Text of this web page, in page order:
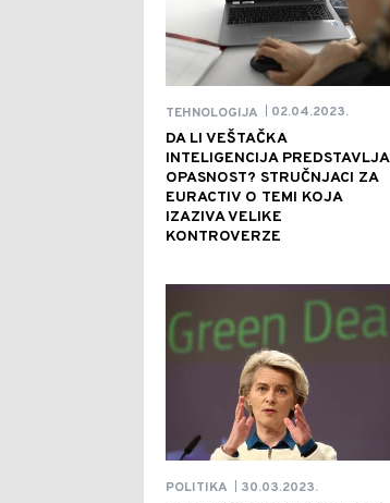
TEHNOLOGIJA 02.04.2023.
DA LI VEŠTAČKA
INTELIGENCIJA PREDSTAVLJA
OPASNOST? STRUČNJACI ZA
EURACTIV O TEMI KOJA
IZAZIVA VELIKE
KONTROVERZE
POLITIKA 30.03.2023.